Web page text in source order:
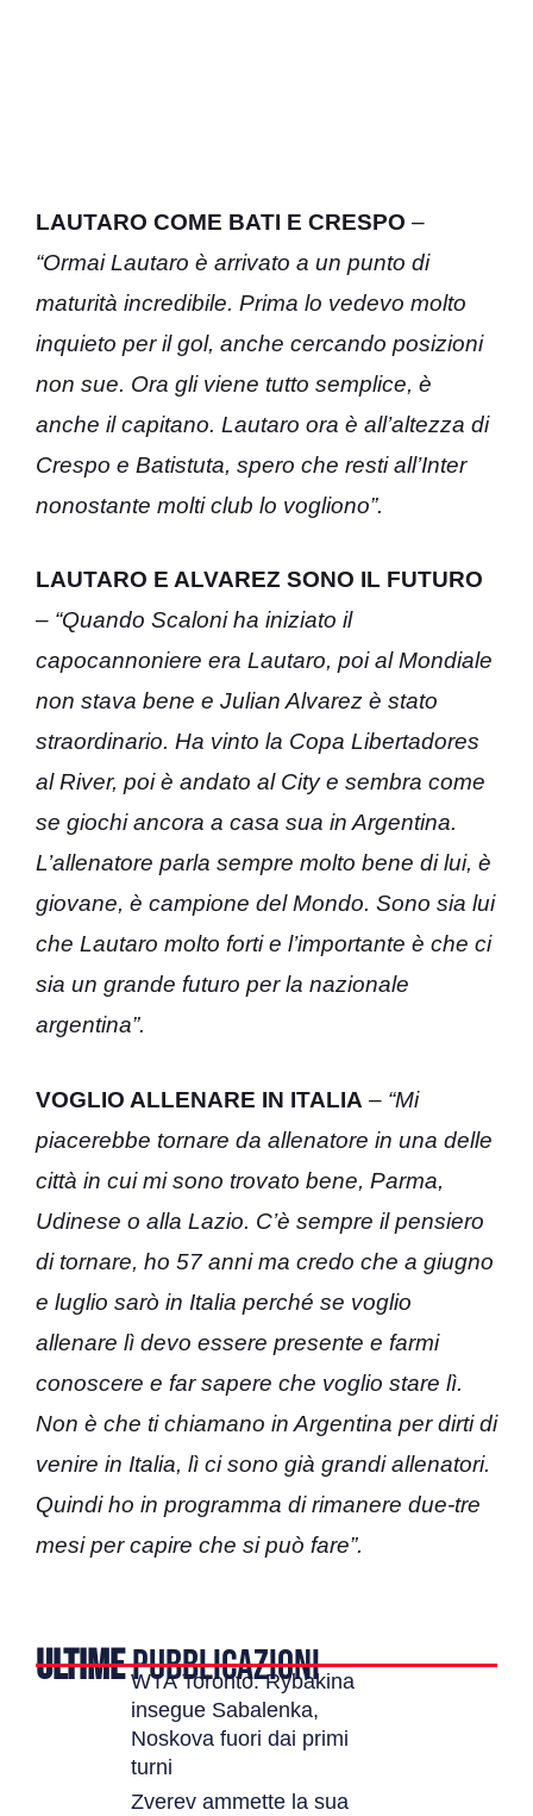
LAUTARO COME BATI E CRESPO –
“Ormai Lautaro è arrivato a un punto di
maturità incredibile. Prima lo vedevo molto
inquieto per il gol, anche cercando posizioni
non sue. Ora gli viene tutto semplice, è
anche il capitano. Lautaro ora è all’altezza di
Crespo e Batistuta, spero che resti all’Inter
nonostante molti club lo vogliono”.
LAUTARO E ALVAREZ SONO IL FUTURO
– “Quando Scaloni ha iniziato il
capocannoniere era Lautaro, poi al Mondiale
non stava bene e Julian Alvarez è stato
straordinario. Ha vinto la Copa Libertadores
al River, poi è andato al City e sembra come
se giochi ancora a casa sua in Argentina.
L’allenatore parla sempre molto bene di lui, è
giovane, è campione del Mondo. Sono sia lui
che Lautaro molto forti e l’importante è che ci
sia un grande futuro per la nazionale
argentina”.
VOGLIO ALLENARE IN ITALIA – “Mi
piacerebbe tornare da allenatore in una delle
città in cui mi sono trovato bene, Parma,
Udinese o alla Lazio. C’è sempre il pensiero
di tornare, ho 57 anni ma credo che a giugno
e luglio sarò in Italia perché se voglio
allenare lì devo essere presente e farmi
conoscere e far sapere che voglio stare lì.
Non è che ti chiamano in Argentina per dirti di
venire in Italia, lì ci sono già grandi allenatori.
Quindi ho in programma di rimanere due-tre
mesi per capire che si può fare”.
ULTIMEPUBBLICAZIONI
WTA Toronto: Rybakina
insegue Sabalenka,
Noskova fuori dai primi
turni
Zverev ammette la sua